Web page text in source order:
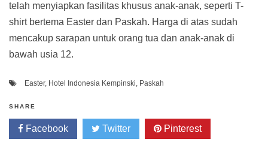
telah menyiapkan fasilitas khusus anak-anak, seperti T-
shirt bertema Easter dan Paskah. Harga di atas sudah
mencakup sarapan untuk orang tua dan anak-anak di
bawah usia 12.
Easter, Hotel Indonesia Kempinski, Paskah
SHARE
Facebook Twitter Pinterest